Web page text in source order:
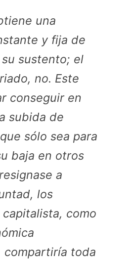
una
y fija de
sustento; el
no. Este
conseguir en
subida de
sólo sea para
baja en otros
a
los
como
compartiría toda